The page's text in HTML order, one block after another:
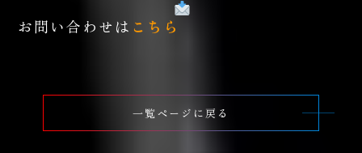
お問い合わせは こちら
一覧ページに戻る